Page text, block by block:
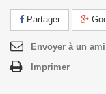
Partager
Envoyer à un ami
Imprimer